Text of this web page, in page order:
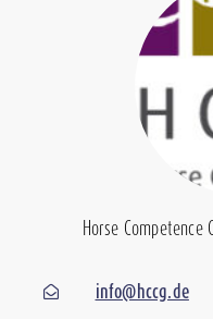
Horse Competence
info@hccg.de